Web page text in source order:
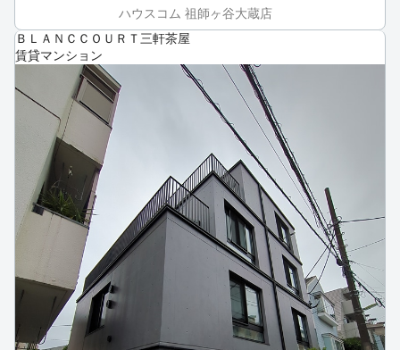
ハウスコム 祖師ヶ谷大蔵店
ＢＬＡＮＣＣＯＵＲＴ三軒茶屋
賃貸マンション